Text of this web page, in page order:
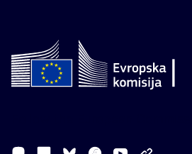
MastodonLinkedIn Facebook
Youtube